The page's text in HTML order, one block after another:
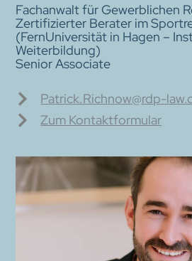
Fachanwalt für Gewerblichen
Zertifizierter Berater im
(FernUniversität in Hagen –
Weiterbildung)
Senior Associate
Patrick.Richnow@rdp-
Zum Kontaktformular